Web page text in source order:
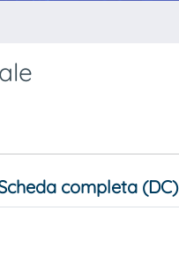
completa (DC)